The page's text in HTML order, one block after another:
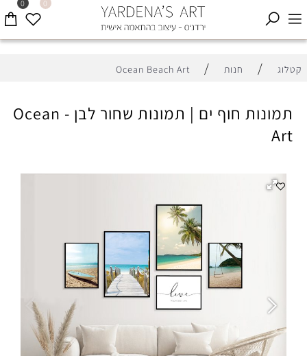
0 0
קטלוג / חנות /
Ocean Beach Art
תמונות חוף ים | תמונות שחור לבן - Ocean
Art